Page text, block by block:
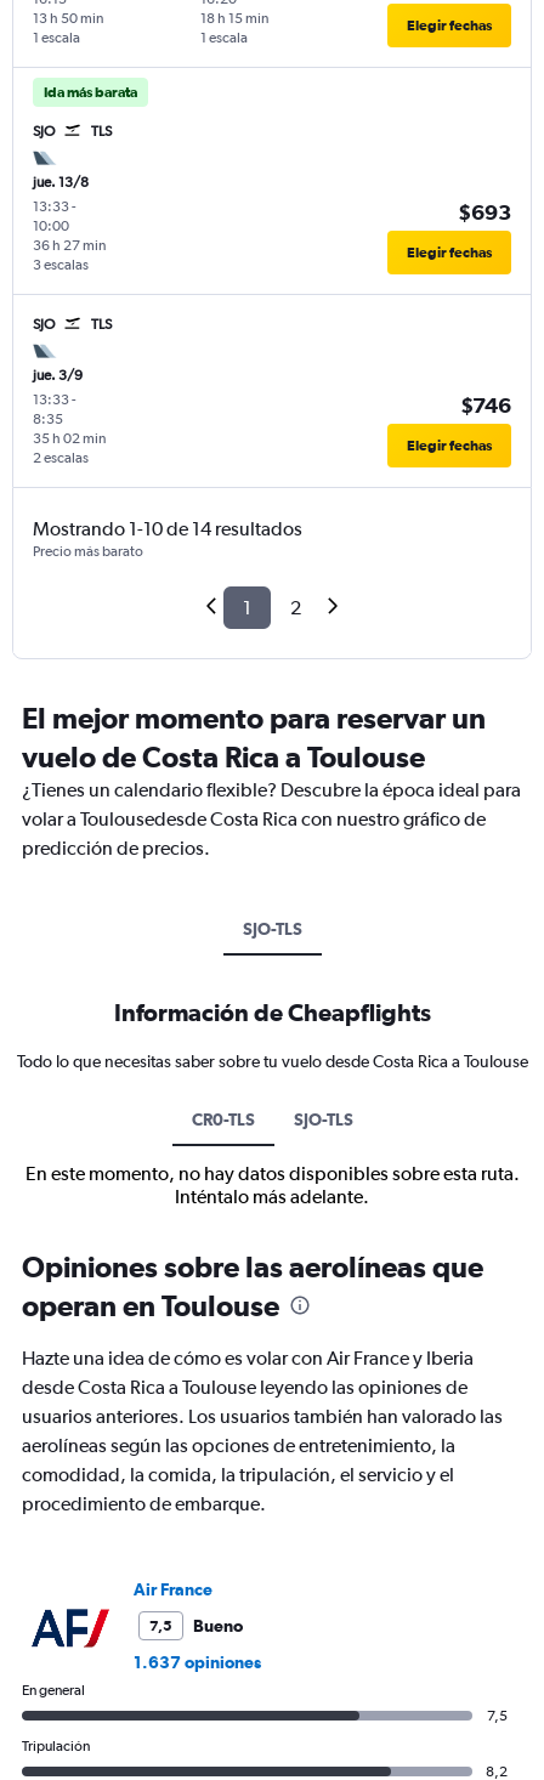
1 escala
13 h 50 min
1 escala
18 h 15 min Elegir fechas
Ida más barata
SJO TLS
jue. 13/8
13:33-
10:00
3 escalas
36 h 27 min
$693
Elegir fechas
SJO TLS
jue. 3/9
13:33-
8:35
2 escalas
35 h 02 min
$746
Elegir fechas
Mostrando 1-10 de 14 resultados
Precio más barato
1 2
El mejor momento para reservar un
vuelo de Costa Rica a Toulouse
¿Tienes un calendario flexible? Descubre la época ideal para
volar a Toulousedesde Costa Rica con nuestro gráfico de
predicción de precios.
SJO-TLS
Información de Cheapflights
Todo lo que necesitas saber sobre tu vuelo desde Costa Rica a Toulouse
CR0-TLS SJO-TLS
En este momento, no hay datos disponibles sobre esta ruta.
Inténtalo más adelante.
Opiniones sobre las aerolíneas que
operan en Toulouse
Hazte una idea de cómo es volar con Air France y Iberia
desde Costa Rica a Toulouse leyendo las opiniones de
usuarios anteriores. Los usuarios también han valorado las
aerolíneas según las opciones de entretenimiento, la
comodidad, la comida, la tripulación, el servicio y el
procedimiento de embarque.
Air France
7,5
Bueno
1.637 opiniones
En general
7,5
Tripulación
8,2